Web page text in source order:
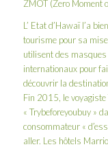
ZMOT (Zero Moment
L’ Etat d’Hawaï l’a
tourisme pour sa
utilisent des
internationaux pour
découvrir la
Fin 2015, le voyagiste
« Trybeforeyoubuy »
consommateur «
aller. Les hôtels